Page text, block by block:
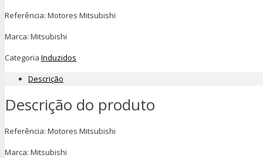
Referência: Motores Mitsubishi
Marca: Mitsubishi
Categoria Induzidos
Descrição
Descrição do produto
Referência: Motores Mitsubishi
Marca: Mitsubishi